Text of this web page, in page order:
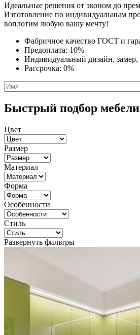
Идеальные решения от эконом до
Изготовление по индивидуальным
воплотим любую вашу мечту!
Фабричное качество ГОСТ и
Предоплата: 10%
Индивидуальный дизайн, замер,
Рассрочка: 0%
Быстрый подбор
Цвет
Размер
Материал
Форма
Особенности
Стиль
Развернуть фильтры